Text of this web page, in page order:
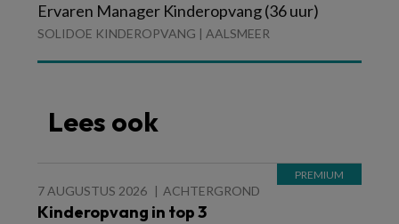
Ervaren Manager Kinderopvang (36 uur)
SOLIDOE KINDEROPVANG | AALSMEER
Lees ook
7 AUGUSTUS 2026 ACHTERGROND
Kinderopvang in top 3